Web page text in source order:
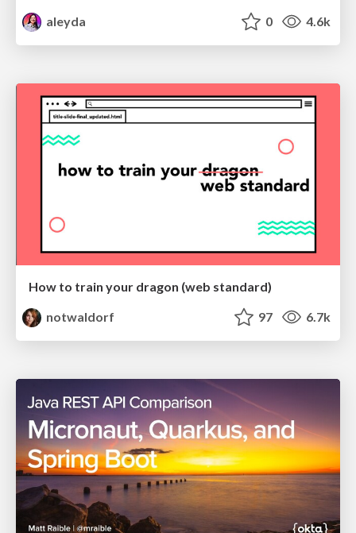
aleyda
0 4.6k
How to train your dragon (web standard)
notwaldorf
97 6.7k